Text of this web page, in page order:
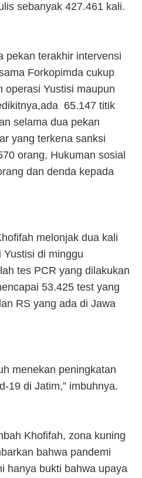
sebanyak 427.461 kali.
pekan terakhir intervensi
Forkopimda cukup
operasi Yustisi maupun
65.147 titik
selama dua pekan
yang terkena sanksi
orang, Hukuman sosial
dan denda kepada
melonjak dua kali
Yustisi di minggu
tes PCR yang dilakukan
53.425 test yang
RS yang ada di Jawa
menekan peningkatan
19 di Jatim,” imbuhnya.
Khofifah, zona kuning
bahwa pandemi
hanya bukti bahwa upaya